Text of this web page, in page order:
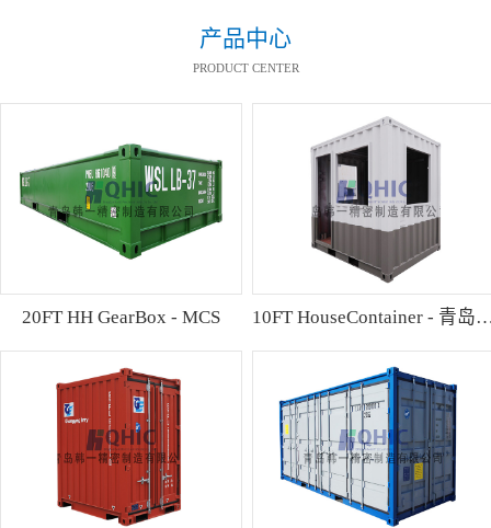
产品中心
PRODUCT CENTER
20FT HH GearBox - MCS 10FT